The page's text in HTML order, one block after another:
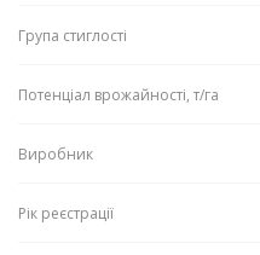
Група стиглості
Потенціал врожайності, т/га
Виробник
Рік реєстрації